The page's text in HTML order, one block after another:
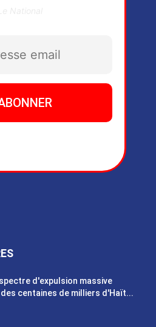
d'expulsion massive
centaines de milliers d'Haït...